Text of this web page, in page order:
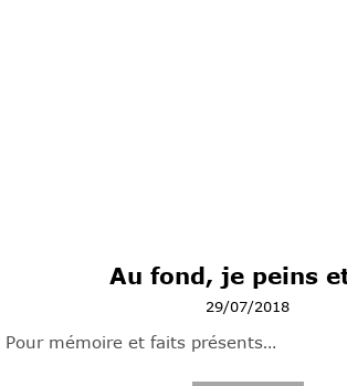
Au fond, je peins
29/07/2018
Pour mémoire et faits présents…